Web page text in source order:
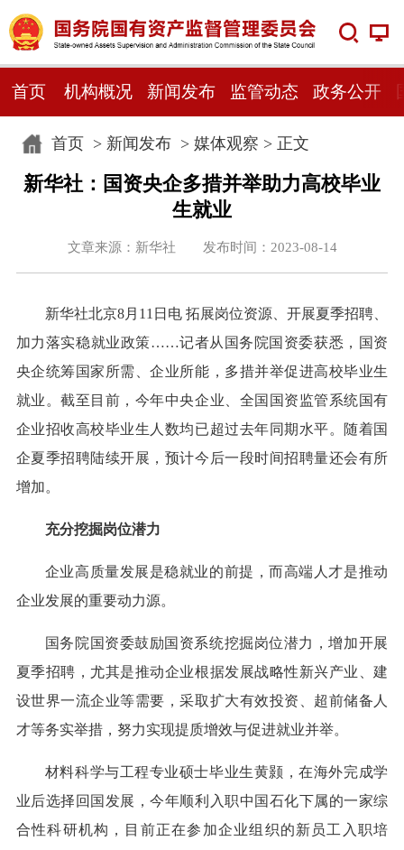
首页 机构概况 新闻发布 监管动态 政务公开
首页> 新闻发布> 媒体观察 > 正文
新华社：国资央企多措并举助力高校毕业
生就业
文章来源：新华社 发布时间：2023-08-14
新华社北京8月11日电 拓展岗位资源、开展夏季招聘、
加力落实稳就业政策……记者从国务院国资委获悉，国资
央企统筹国家所需、企业所能，多措并举促进高校毕业生
就业。截至目前，今年中央企业、全国国资监管系统国有
企业招收高校毕业生人数均已超过去年同期水平。随着国
企夏季招聘陆续开展，预计今后一段时间招聘量还会有所
增加。
充分挖掘岗位潜力
企业高质量发展是稳就业的前提，而高端人才是推动
企业发展的重要动力源。
国务院国资委鼓励国资系统挖掘岗位潜力，增加开展
夏季招聘，尤其是推动企业根据发展战略性新兴产业、建
设世界一流企业等需要，采取扩大有效投资、超前储备人
才等务实举措，努力实现提质增效与促进就业并举。
材料科学与工程专业硕士毕业生黄颢，在海外完成学
业后选择回国发展，今年顺利入职中国石化下属的一家综
合性科研机构，目前正在参加企业组织的新员工入职培